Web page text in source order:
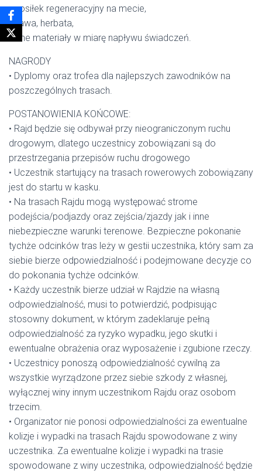
• posiłek regeneracyjny na mecie,
• kawa, herbata,
• inne materiały w miarę napływu świadczeń.
NAGRODY
• Dyplomy oraz trofea dla najlepszych zawodników na
poszczególnych trasach.
POSTANOWIENIA KOŃCOWE:
• Rajd będzie się odbywał przy nieograniczonym ruchu
drogowym, dlatego uczestnicy zobowiązani są do
przestrzegania przepisów ruchu drogowego
• Uczestnik startujący na trasach rowerowych zobowiązany
jest do startu w kasku.
• Na trasach Rajdu mogą występować strome
podejścia/podjazdy oraz zejścia/zjazdy jak i inne
niebezpieczne warunki terenowe. Bezpieczne pokonanie
tychże odcinków tras leży w gestii uczestnika, który sam za
siebie bierze odpowiedzialność i podejmowane decyzje co
do pokonania tychże odcinków.
• Każdy uczestnik bierze udział w Rajdzie na własną
odpowiedzialność, musi to potwierdzić, podpisując
stosowny dokument, w którym zadeklaruje pełną
odpowiedzialność za ryzyko wypadku, jego skutki i
ewentualne obrażenia oraz wyposażenie i zgubione rzeczy.
• Uczestnicy ponoszą odpowiedzialność cywilną za
wszystkie wyrządzone przez siebie szkody z własnej,
wyłącznej winy innym uczestnikom Rajdu oraz osobom
trzecim.
• Organizator nie ponosi odpowiedzialności za ewentualne
kolizje i wypadki na trasach Rajdu spowodowane z winy
uczestnika. Za ewentualne kolizje i wypadki na trasie
spowodowane z winy uczestnika, odpowiedzialność będzie